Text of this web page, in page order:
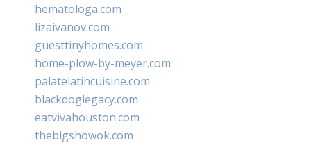
hematologa.com
lizaivanov.com
guesttinyhomes.com
home-plow-by-meyer.com
palatelatincuisine.com
blackdoglegacy.com
eatvivahouston.com
thebigshowok.com